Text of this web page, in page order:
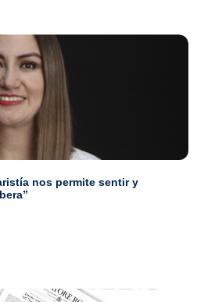
nos permite sentir y